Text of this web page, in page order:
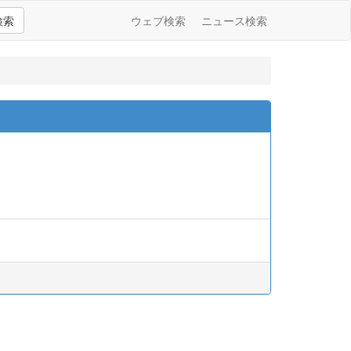
索 ウェブ検索 ニュース検索